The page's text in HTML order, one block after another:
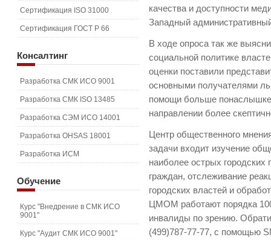
качества и доступности
Западный
В ходе опроса так же
социальной политике
оценки поставили
основными получателями
помощи больше
направлении более
Центр общественного
задачи входит изучение
наиболее острых
граждан, отслеживание
городских властей и
ЦМОМ работают порядка
инвалиды по зрению.
(499)787-77-77, с помощью
Сертификация ISO 31000
Сертификация ГОСТ Р 66
Консалтинг
Разработка СМК ИСО 9001
Разработка СМК ISO 13485
Разработка СЭМ ИСО 14001
Разработка OHSAS 18001
Разработка ИСМ
Обучение
Курс "Внедрение в СМК ИСО
9001"
Курс "Аудит СМК ИСО 9001"